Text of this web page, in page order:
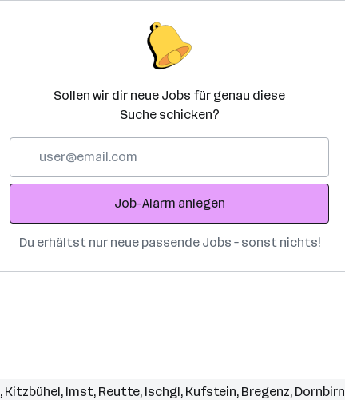
Sollen wir dir neue Jobs für genau diese
Suche schicken?
Adresse
Job-Alarm anlegen
Du erhältst nur neue passende Jobs – sonst nichts!
, Kitzbühel, Imst, Reutte, Ischgl, Kufstein, Bregenz, Dornbirn